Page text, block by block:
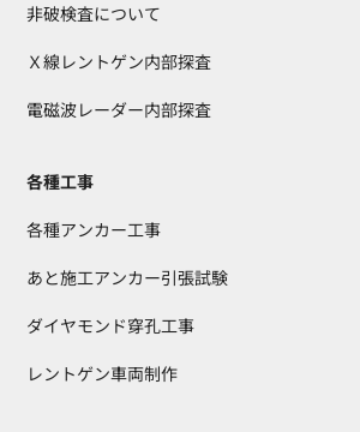
非破検査について
Ｘ線レントゲン内部探査
電磁波レーダー内部探査
各種工事
各種アンカー工事
あと施工アンカー引張試験
ダイヤモンド穿孔工事
レントゲン車両制作